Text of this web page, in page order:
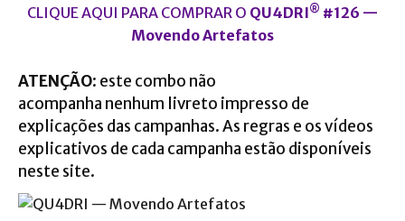
CLIQUE AQUI PARA COMPRAR O QU4DRI® #126 —
Movendo Artefatos
ATENÇÃO: este combo não
acompanha nenhum livreto impresso de
explicações das campanhas. As regras e os vídeos
explicativos de cada campanha estão disponíveis
neste site.